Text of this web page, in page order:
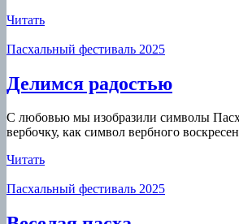
ЧитатьЧитать
Пасхальный фестиваль 2025
Делимся радостьюДелимся
С любовью мы изобразили символы
вербочку, как символ вербного
ЧитатьЧитать
Пасхальный фестиваль 2025